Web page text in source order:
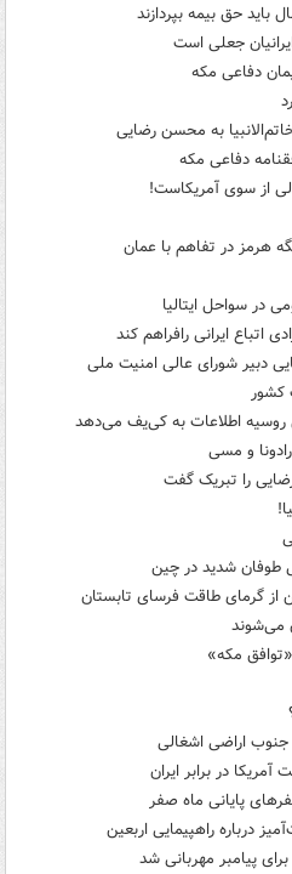
جعلی است
دفاعی مکه
به محسن رضایی
دفاعی مکه
از سوی آمریکاست!
هرمز در تفاهم با عمان
در سواحل ایتالیا
اتباع ایرانی رافراهم کند
دبیر شورای عالی امنیت‌ ملی
کشور
روسیه اطلاعات به کی‌یف می‌دهد
و مسی
را تبریک گفت
طوفان شدید در چین
از گرمای طاقت فرسای تابستان
می‌شوند
مکه»
اراضی اشغالی
در برابر ایران
پایانی ماه صفر
درباره راهپیمایی اربعین
پیامبر مهربانی شد